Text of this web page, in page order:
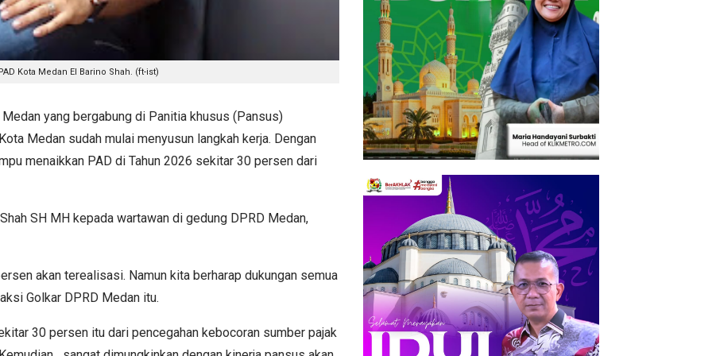
Kota Medan El Barino Shah. (ft-ist)
yang bergabung di Panitia khusus (Pansus)
Medan sudah mulai menyusun langkah kerja. Dengan
menaikkan PAD di Tahun 2026 sekitar 30 persen dari
SH MH kepada wartawan di gedung DPRD Medan,
akan terealisasi. Namun kita berharap dukungan semua
Golkar DPRD Medan itu.
30 persen itu dari pencegahan kebocoran sumber pajak